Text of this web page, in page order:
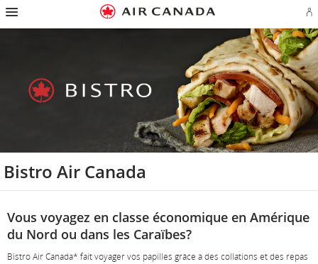
Passez
la
Passer
la
Passer
contenu
Passez
champ
Passer
liens
Passer
plan
Passer
Pour
ou
un
Bistro Air Canada
Vous voyagez en classe économique en Amérique
du Nord ou dans les Caraïbes?
Bistro Air Canada* fait voyager vos papilles grâce à des collations et des repas